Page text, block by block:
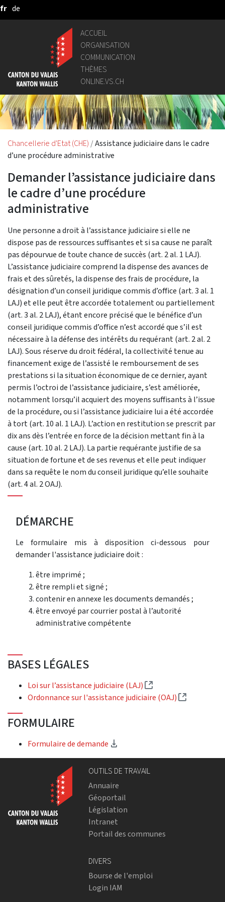
Saut au contenu principal
fr de
ACCUEIL
ORGANISATION
COMMUNICATION
THÈMES
ONLINE.VS.CH
Chancellerie d'Etat (CHE)
Assistance judiciaire dans le cadre
d’une procédure administrative
Demander l’assistance judiciaire dans
le cadre d’une procédure
administrative
Une personne a droit à l’assistance judiciaire si elle ne
dispose pas de ressources suffisantes et si sa cause ne paraît
pas dépourvue de toute chance de succès (art. 2 al. 1 LAJ).
L’assistance judiciaire comprend la dispense des avances de
frais et des sûretés, la dispense des frais de procédure, la
désignation d’un conseil juridique commis d’office (art. 3 al. 1
LAJ) et elle peut être accordée totalement ou partiellement
(art. 3 al. 2 LAJ), étant encore précisé que le bénéfice d’un
conseil juridique commis d’office n’est accordé que s’il est
nécessaire à la défense des intérêts du requérant (art. 2 al. 2
LAJ). Sous réserve du droit fédéral, la collectivité tenue au
financement exige de l’assisté le remboursement de ses
prestations si la situation économique de ce dernier, ayant
permis l’octroi de l’assistance judiciaire, s’est améliorée,
notamment lorsqu’il acquiert des moyens suffisants à l’issue
de la procédure, ou si l’assistance judiciaire lui a été accordée
à tort (art. 10 al. 1 LAJ). L’action en restitution se prescrit par
dix ans dès l’entrée en force de la décision mettant fin à la
cause (art. 10 al. 2 LAJ). La partie requérante justifie de sa
situation de fortune et de ses revenus et elle peut indiquer
dans sa requête le nom du conseil juridique qu’elle souhaite
(art. 4 al. 2 OAJ).
DÉMARCHE
Le formulaire mis à disposition ci-dessous pour
demander l'assistance judiciaire doit :
être imprimé ;
être rempli et signé ;
contenir en annexe les documents demandés ;
être envoyé par courrier postal à l’autorité
administrative compétente
BASES LÉGALES
Loi sur l’assistance judiciaire (LAJ)
(Lien externe)
Ordonnance sur l'assistance judiciaire (OAJ)
(Lien
FORMULAIRE
Formulaire de demande
OUTILS DE TRAVAIL
Annuaire
Géoportail
Législation
Intranet
Portail des communes
DIVERS
Bourse de l'emploi
Login IAM